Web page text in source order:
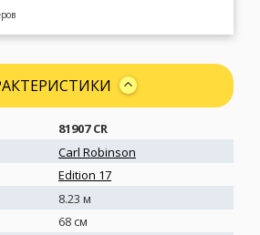
81907 CR
Carl Robinson
Edition 17
8.23 м
68 см